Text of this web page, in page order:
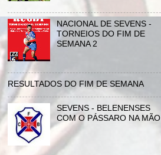
NACIONAL DE SEVENS -
TORNEIOS DO FIM DE
SEMANA 2
RESULTADOS DO FIM DE SEMANA
SEVENS - BELENENSES
COM O PÁSSARO NA MÃO